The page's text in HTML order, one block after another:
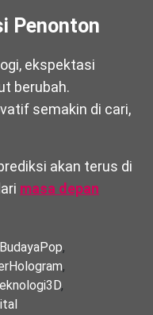
Penonton
ekspektasi
berubah.
semakin di cari,
akan terus di
masa depan
BudayaPop,
,
,